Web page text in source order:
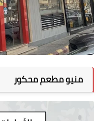
منيو مطعم محكور